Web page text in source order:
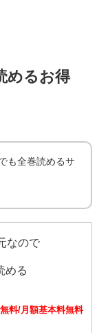
めるお得
も全巻読めるサ
なので
める
料/月額基本料無料